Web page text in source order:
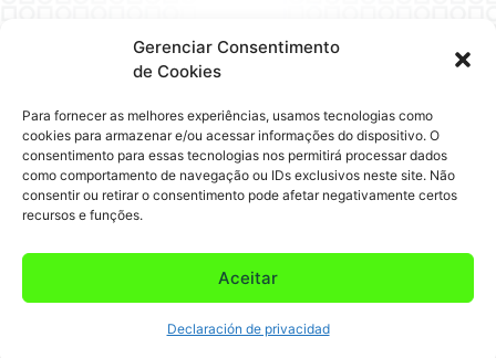
Gerenciar Consentimento
de Cookies
Para fornecer as melhores experiências, usamos tecnologias como
cookies para armazenar e/ou acessar informações do dispositivo. O
consentimento para essas tecnologias nos permitirá processar dados
como comportamento de navegação ou IDs exclusivos neste site. Não
consentir ou retirar o consentimento pode afetar negativamente certos
recursos e funções.
Aceitar
Declaración de privacidad